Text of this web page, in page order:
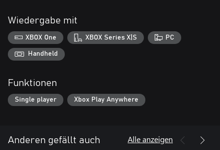
• Fahrzeuge und Minispiele: Während sich das Spiel entfaltet,
muss Vince eine Reihe von Fahrzeugen beherrschen und steuern,
darunter ein Fanboat, ein U-Boot, ein Flugzeug und sogar eine
Ratte gibt nimmt ihn einmal mit. Vince muss ein kniffliges
Minispiel nach dem anderen absolvieren, um seine Aufgabe
• Dynamische Besetzung von Charakteren: Jedes Abenteuer
braucht solche verdrießlichen Charaktere. Schräge Kreaturen mit
Wiedergabe mit
XBOX One XBOX Series X|S PC
Handheld
Funktionen
Single player Xbox Play Anywhere
Anderen gefällt auch Alle anzeigen